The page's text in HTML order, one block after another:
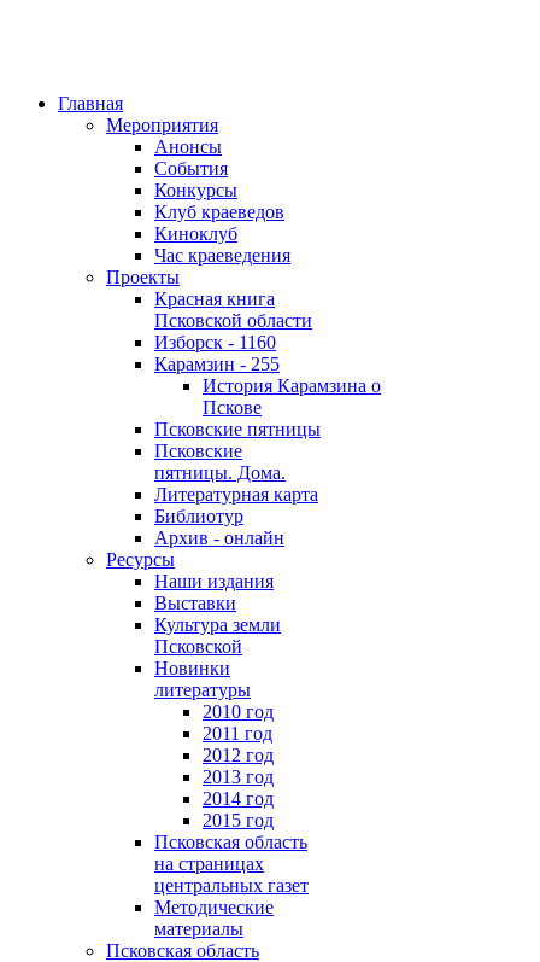
Главная
Мероприятия
Анонсы
События
Конкурсы
Клуб краеведов
Киноклуб
Час краеведения
Проекты
Красная книга
Псковской области
Изборск - 1160
Карамзин - 255
История Карамзина о
Пскове
Псковские пятницы
Псковские
пятницы. Дома.
Литературная карта
Библиотур
Архив - онлайн
Ресурсы
Наши издания
Выставки
Культура земли
Псковской
Новинки
литературы
2010 год
2011 год
2012 год
2013 год
2014 год
2015 год
Псковская область
на страницах
центральных газет
Методические
материалы
Псковская область